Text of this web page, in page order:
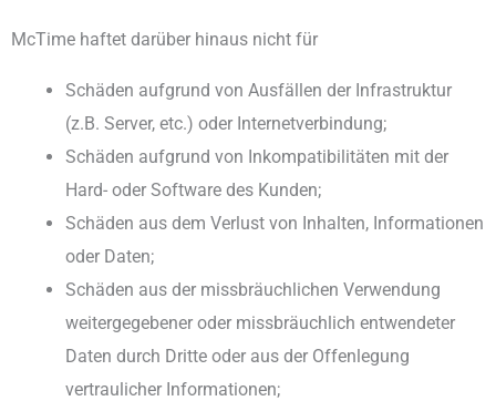
McTime haftet darüber hinaus nicht für
Schäden aufgrund von Ausfällen der Infrastruktur
(z.B. Server, etc.) oder Internetverbindung;
Schäden aufgrund von Inkompatibilitäten mit der
Hard- oder Software des Kunden;
Schäden aus dem Verlust von Inhalten, Informationen
oder Daten;
Schäden aus der missbräuchlichen Verwendung
weitergegebener oder missbräuchlich entwendeter
Daten durch Dritte oder aus der Offenlegung
vertraulicher Informationen;